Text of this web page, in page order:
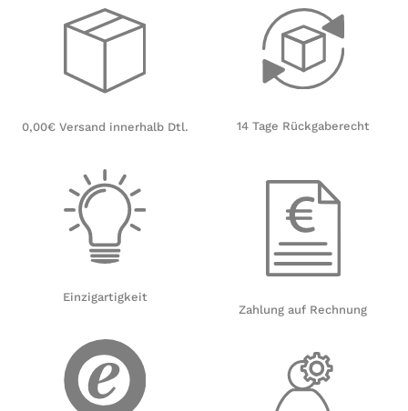
0,00€ Versand innerhalb Dtl.
Einzigartigkeit
14 Tage Rückgaberecht
Zahlung auf Rechnung